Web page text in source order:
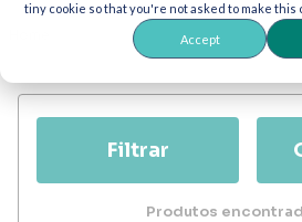
tiny cookie so that you're not asked to make this
Accept
Produtos
Filtrar